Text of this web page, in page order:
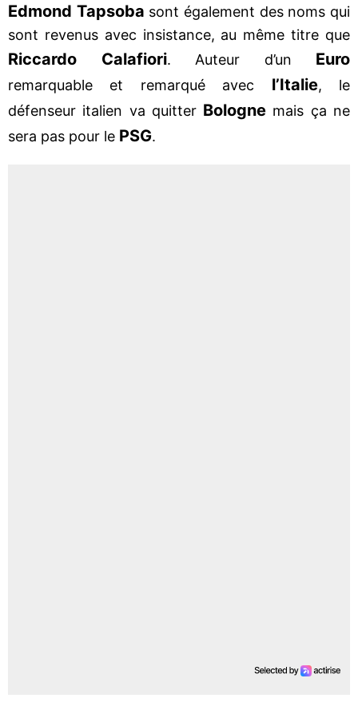
Edmond Tapsoba sont également des noms qui
sont revenus avec insistance, au même titre que
Riccardo Calafiori. Auteur d’un Euro
remarquable et remarqué avec l’Italie, le
défenseur italien va quitter Bologne mais ça ne
sera pas pour le PSG.